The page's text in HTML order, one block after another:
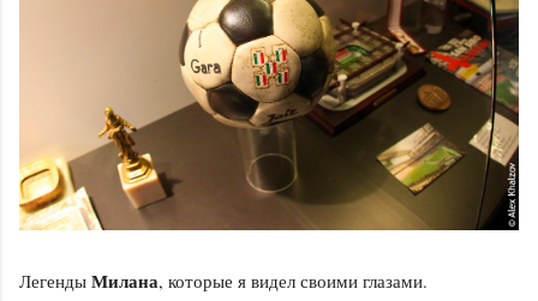
Легенды Милана, которые я видел своими глазами.